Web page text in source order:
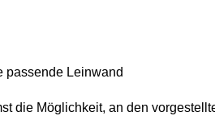
passende Leinwand
die Möglichkeit, an den